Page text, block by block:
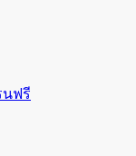
นฟรี